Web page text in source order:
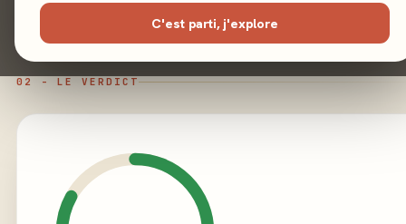
C'est parti, j'explore
02 - LE VERDICT